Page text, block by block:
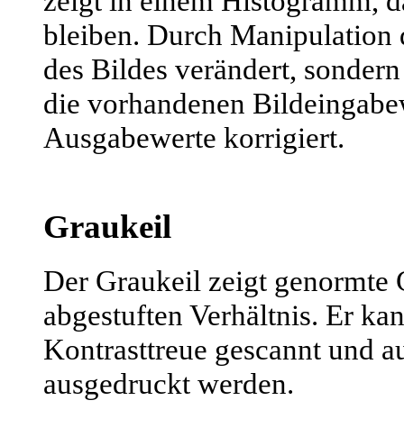
bleiben. Durch
des Bildes verändert,
die vorhandenen
Ausgabewerte korrigiert.
Graukeil
Der Graukeil zeigt genormte
abgestuften Verhältnis. Er
Kontrasttreue gescannt und
ausgedruckt werden.